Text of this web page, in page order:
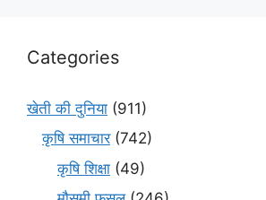
Categories
खेती की दुनिया (911)
कृषि समाचार(742)
कृषि शिक्षा (49)